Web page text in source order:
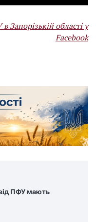
Запорізькій області у
Facebook
від ПФУ мають